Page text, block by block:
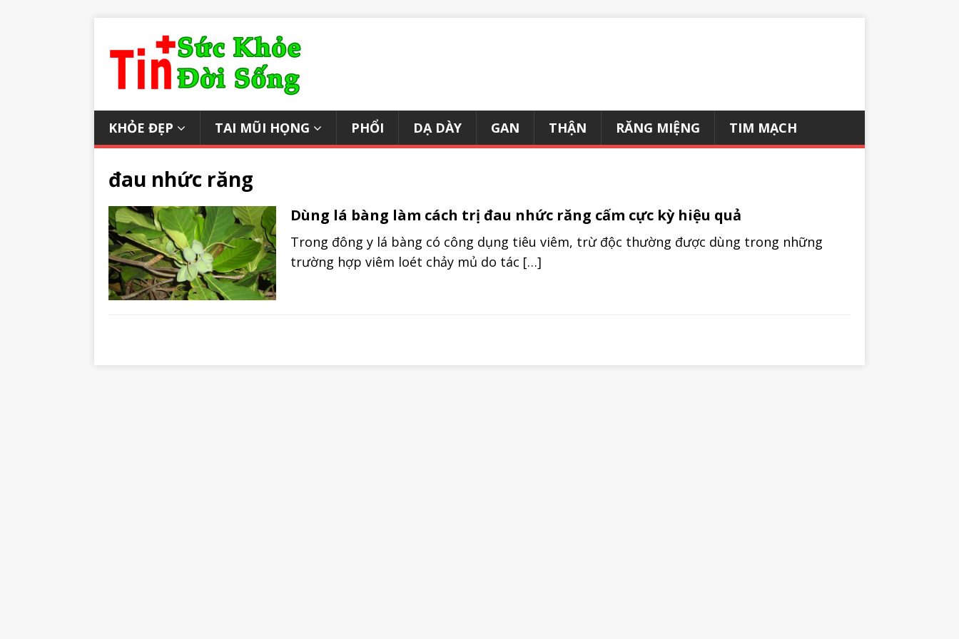
KHỎE ĐẸP TAI MŨI HỌNG PHỔI DẠ DÀY GAN THẬN RĂNG MIỆNG TIM MẠCH
đau nhức răng
Dùng lá bàng làm cách trị đau nhức răng cấm cực kỳ hiệu quả
Trong đông y lá bàng có công dụng tiêu viêm, trừ độc thường được dùng trong những
trường hợp viêm loét chảy mủ do tác […]